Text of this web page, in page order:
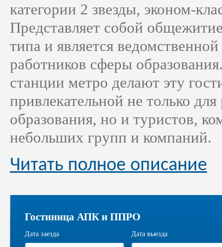
категории 2 звезды, эконом-
Представляет собой
типа и является
работников сферы
станции метро делают эту
привлекательной не только
образования, но и туристов,
небольших групп и компаний.
Читать полное описание
Гостиница АПК и ППРО
Дата заезда Дата выезда